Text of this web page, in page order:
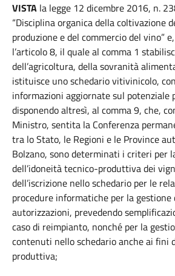
VISTA la legge 12 dicembre 2016, n.
“Disciplina organica della coltivazione
produzione e del commercio del vino”
l’articolo 8, il quale al comma 1
dell’agricoltura, della sovranità
istituisce uno schedario vitivinicolo,
informazioni aggiornate sul
disponendo altresì, al comma 9, che,
Ministro, sentita la Conferenza
tra lo Stato, le Regioni e le Province
Bolzano, sono determinati i criteri per
dell’idoneità tecnico-produttiva dei
dell’iscrizione nello schedario per le
procedure informatiche per la gestione
autorizzazioni, prevedendo
caso di reimpianto, nonché per la
contenuti nello schedario anche ai fini
produttiva;